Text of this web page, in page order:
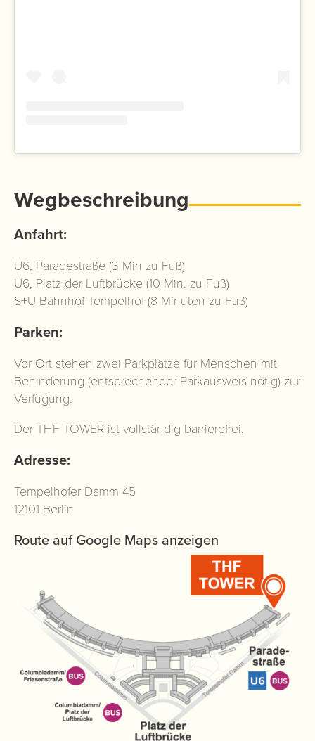
Wegbeschreibung
Anfahrt:
U6, Paradestraße (3 Min zu Fuß)
U6, Platz der Luftbrücke (10 Min. zu Fuß)
S+U Bahnhof Tempelhof (8 Minuten zu Fuß)
Parken:
Vor Ort stehen zwei Parkplätze für Menschen mit
Behinderung (entsprechender Parkausweis nötig) zur
Verfügung.
Der THF TOWER ist vollständig barrierefrei.
Adresse:
Tempelhofer Damm 45
12101 Berlin
Route auf Google Maps anzeigen